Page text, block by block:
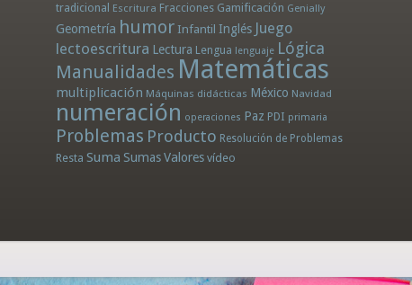
tradicional Escritura Fracciones Gamificación Genially
Geometría humor Infantil Inglés Juego
lectoescritura Lectura Lengua lenguaje Lógica
Manualidades Matemáticas
multiplicación Máquinas didácticas México Navidad
numeración operaciones Paz PDI primaria
Problemas Producto Resolución de Problemas
Resta Suma SumasValores vídeo